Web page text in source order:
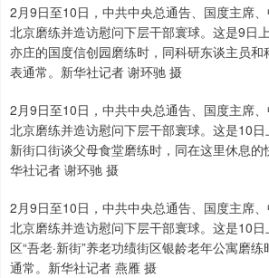
2月9日至10日，中共中央总通告、国度主席
北京磨练并造访慰问下层干部寰球。这是9日
亦庄的国度信创园磨练时，同科研东谈主员
表通常。新华社记者 谢环驰 摄
2月9日至10日，中共中央总通告、国度主席
北京磨练并造访慰问下层干部寰球。这是10
新街口街谈父母食堂磨练时，同在这里休息
华社记者 谢环驰 摄
2月9日至10日，中共中央总通告、国度主席
北京磨练并造访慰问下层干部寰球。这是10
区“吾老·新街”养老功绩街区银龄老年公寓磨
通常。新华社记者 燕雁 摄